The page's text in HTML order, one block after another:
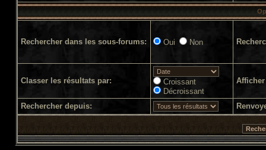
Rechercher dans les sous-forums: Oui Non
Classer les résultats par:
Croissant
Décroissant
Rechercher depuis: